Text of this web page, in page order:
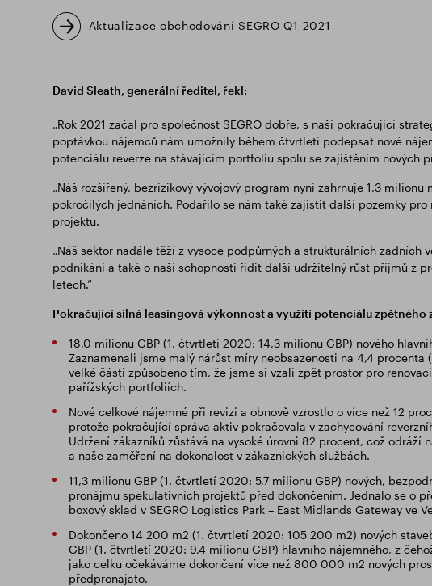
Aktualizace obchodování SEGRO Q1 2021
David Sleath, generální ředitel, řekl:
„Rok 2021 začal pro společnost SEGRO dobře, s naší pokračující
poptávkou nájemců nám umožnily během čtvrtletí podepsat nové
potenciálu reverze na stávajícím portfoliu spolu se zajištěním nových
„Náš rozšířený, bezrizikový vývojový program nyní zahrnuje 1,3
pokročilých jednáních. Podařilo se nám také zajistit další pozemky
projektu.
„Náš sektor nadále těží z vysoce podpůrných a strukturálních zadních
podnikání a také o naší schopnosti řídit další udržitelný růst příjmů z
letech.“
Pokračující silná leasingová výkonnost a využití potenciálu zpětného
18,0 milionu GBP (1. čtvrtletí 2020: 14,3 milionu GBP) nového
Zaznamenali jsme malý nárůst míry neobsazenosti na 4,4
velké části způsobeno tím, že jsme si vzali zpět prostor pro
pařížských portfoliích.
Nové celkové nájemné při revizi a obnově vzrostlo o více než 12
protože pokračující správa aktiv pokračovala v zachycování
Udržení zákazníků zůstává na vysoké úrovni 82 procent, což
a naše zaměření na dokonalost v zákaznických službách.
11,3 milionu GBP (1. čtvrtletí 2020: 5,7 milionu GBP) nových,
pronájmu spekulativních projektů před dokončením. Jednalo se o
boxový sklad v SEGRO Logistics Park – East Midlands Gateway ve
Dokončeno 14 200 m2 (1. čtvrtletí 2020: 105 200 m2) nových
GBP (1. čtvrtletí 2020: 9,4 milionu GBP) hlavního nájemného, z
jako celku očekáváme dokončení více než 800 000 m2 nových
předpronajato.